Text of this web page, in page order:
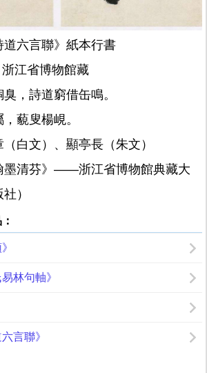
六言聯》紙本行書
江省博物館藏
，詩道窮借缶鳴。
藐叟楊峴。
白文）、顯亭長（朱文）
墨清芬》——浙江省博物館典藏大
）
林句軸》
言聯》